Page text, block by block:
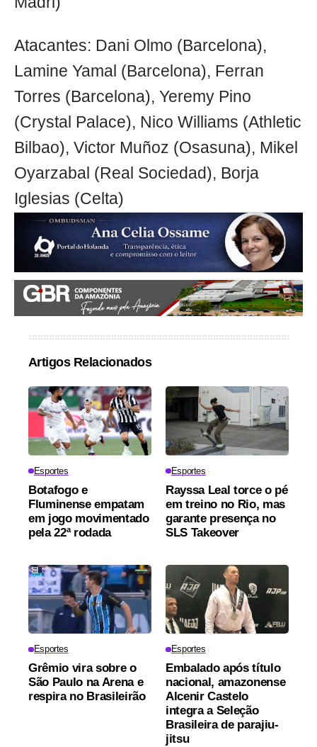
Atacantes: Dani Olmo (Barcelona),
Lamine Yamal (Barcelona), Ferran
Torres (Barcelona), Yeremy Pino
(Crystal Palace), Nico Williams (Athletic
Bilbao), Victor Muñoz (Osasuna), Mikel
Oyarzabal (Real Sociedad), Borja
Iglesias (Celta)
Artigos Relacionados
Esportes
Botafogo e
Fluminense empatam
em jogo movimentado
pela 22ª rodada
Esportes
Rayssa Leal torce o pé
em treino no Rio, mas
garante presença no
SLS Takeover
Esportes
Grêmio vira sobre o
São Paulo na Arena e
respira no Brasileirão
Esportes
Embalado após título
nacional, amazonense
Alcenir Castelo
integra a Seleção
Brasileira de parajiu-
jitsu